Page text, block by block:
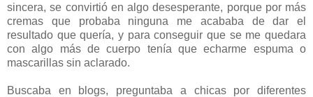
sincera, se convirtió en algo desesperante, porque por más
cremas que probaba ninguna me acababa de dar el
resultado que quería, y para conseguir que se me quedara
con algo más de cuerpo tenía que echarme espuma o
mascarillas sin aclarado.
Buscaba en blogs, preguntaba a chicas por diferentes